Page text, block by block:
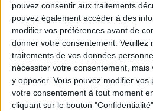
pouvez consentir aux traitements
pouvez également accéder à des
modifier vos préférences avant de
donner votre consentement. Veuillez
traitements de vos données
nécessiter votre consentement,
y opposer. Vous pouvez modifier
votre consentement à tout moment
cliquant sur le bouton
5 BONS ROMANS EN FORMAT